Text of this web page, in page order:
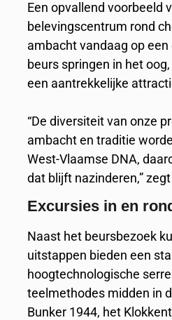
Een opvallend voorbeeld
belevingscentrum rond
ambacht vandaag op
beurs springen in het
een aantrekkelijke
“De diversiteit van onze
ambacht en traditie
West-Vlaamse DNA,
dat blijft nazinderen,”
Excursies in en
Naast het beursbezoek
uitstappen bieden een
hoogtechnologische
teelmethodes midden in
Bunker 1944, het